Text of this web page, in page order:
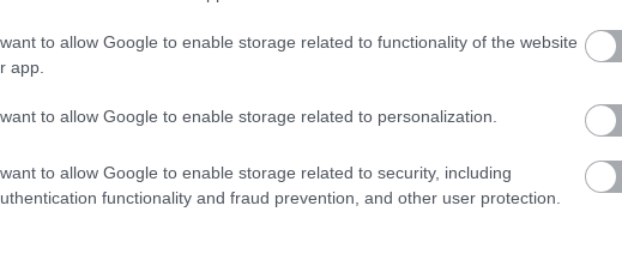
to allow Google to enable storage related to functionality of the website
app.
to allow Google to enable storage related to personalization.
to allow Google to enable storage related to security, including
functionality and fraud prevention, and other user protection.